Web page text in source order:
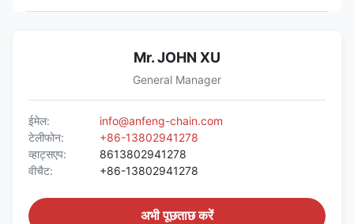
Mr. JOHN XU
General Manager
ईमेल:
info@anfeng-chain.com
टेलीफोन:
+86-13802941278
व्हाट्सएप:
8613802941278
वीचैट:
+86-13802941278
अभी पूछताछ करें